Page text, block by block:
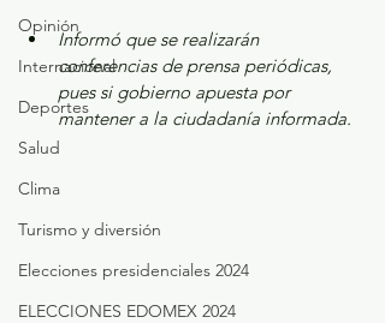
Opinión
Internacional
Deportes
Salud
Clima
Turismo y diversión
Elecciones presidenciales 2024
ELECCIONES EDOMEX 2024
Informó que se realizarán
conferencias de prensa periódicas,
pues si gobierno apuesta por
mantener a la ciudadanía informada.